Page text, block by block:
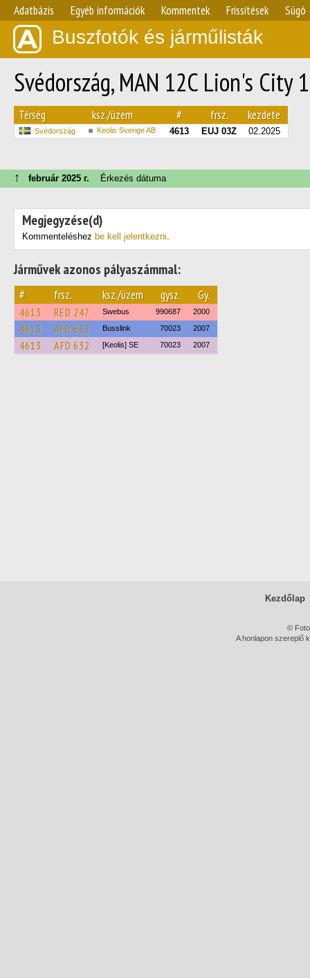
Adatbázis Egyéb információk Kommentek Frissítések Súgó
Buszfotók és járműlisták
Svédország, MAN 12C Lion's City
Térség ksz./üzem # frsz. kezdete
Svédország Keolis Sverige AB 4613 EUJ 03Z 02.2025
↑ február 2025 г. Érkezés dátuma
Megjegyzése(d)
Kommenteléshez be kell jelentkezni.
Járművek azonos pályaszámmal:
# frsz. ksz./üzem gysz. Gy.
4613 RED 247 Swebus 990687 2000
4613 AFD 632 Busslink 70023 2007
4613 AFD 632 [Keolis] SE 70023 2007
Kezdőlap
©
A honlapon szereplő